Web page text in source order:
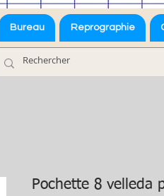
Bureau Reprographie
Pochette 8 velleda